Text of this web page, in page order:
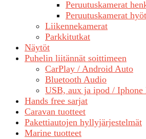
Peruutuskamerat
Peruutuskamerat
Liikennekamerat
Parkkitutkat
Näytöt
Puhelin liitännät soittimeen
CarPlay / Android Auto
Bluetooth Audio
USB, aux ja ipod / Iphone
Hands free sarjat
Caravan tuotteet
Pakettiautojen hyllyjärjestelmät
Marine tuotteet